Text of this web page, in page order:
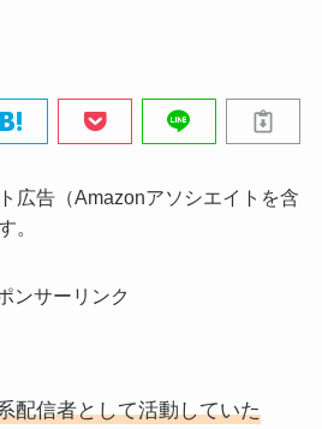
広告（Amazonアソシエイトを含
。
ンサーリンク
配信者として活動していた